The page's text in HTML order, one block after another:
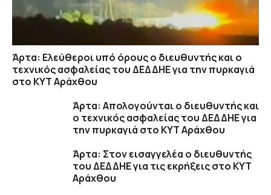
Άρτα: Ελεύθεροι υπό όρους ο διευθυντής και ο
τεχνικός ασφαλείας του ΔΕΔΔΗΕ για την πυρκαγιά
στο ΚΥΤ Αράχθου
Άρτα: Απολογούνται ο διευθυντής και
ο τεχνικός ασφαλείας του ΔΕΔΔΗΕ για
την πυρκαγιά στο ΚΥΤ Αράχθου
Άρτα: Στον εισαγγελέα ο διευθυντής
του ΔΕΔΔΗΕ για τις εκρήξεις στο ΚΥΤ
Αράχθου